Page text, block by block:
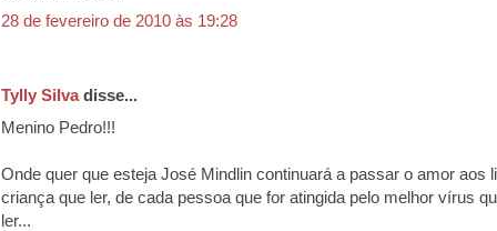
28 de fevereiro de 2010 às 19:28
Tylly Silvadisse...
Menino Pedro!!!
Onde quer que esteja José Mindlin continuará a passar o amor aos
criança que ler, de cada pessoa que for atingida pelo melhor vírus
ler...